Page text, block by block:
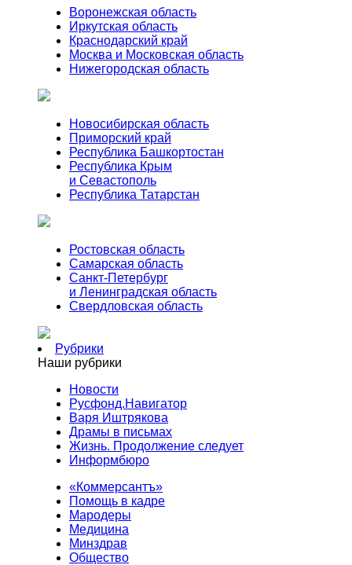
Воронежская область
Иркутская область
Краснодарский край
Москва и Московская область
Нижегородская область
Новосибирская область
Приморский край
Республика Башкортостан
Республика Крым
и Севастополь
Республика Татарстан
Ростовская область
Самарская область
Санкт-Петербург
и Ленинградская область
Свердловская область
Рубрики
Наши рубрики
Новости
Русфонд.Навигатор
Варя Иштрякова
Драмы в письмах
Жизнь. Продолжение следует
Информбюро
«Коммерсантъ»
Помощь в кадре
Мародеры
Медицина
Минздрав
Общество